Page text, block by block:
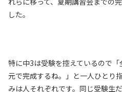
した。
特に中3は受験を控えているので
元で完成するね。」と一人ひとり
みは人それぞれです。同じ受験生